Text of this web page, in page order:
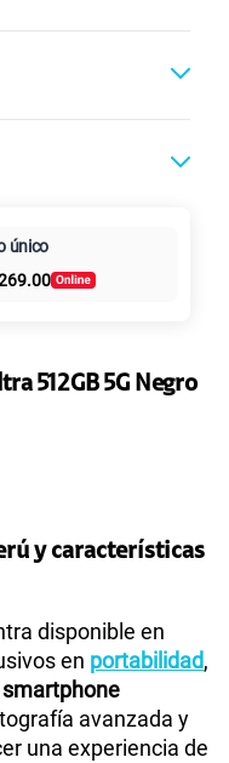
Celular liberado
en alta velocidad
S/
S/49.90
en alta velocidad
S/56.90
en alta velocidad
S/60.90
intereses
único
512GB 5G Negro
y características
disponible en
en portabilidad,
smartphone
avanzada y
una experiencia de